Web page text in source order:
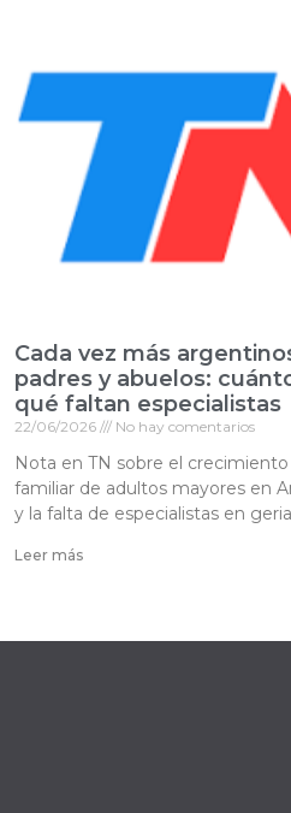
Cada vez más
padres y abuelos:
qué faltan especialistas
22/06/2026 No hay comentarios
Nota en TN sobre el
familiar de adultos mayores en
y la falta de especialistas en
Leer más